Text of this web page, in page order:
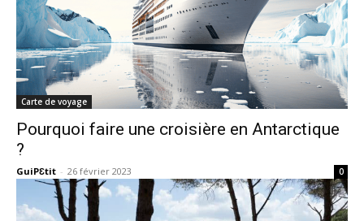
Carte de voyage
Pourquoi faire une croisière en Antarctique
?
GuiPƐtit - 26 février 2023 0